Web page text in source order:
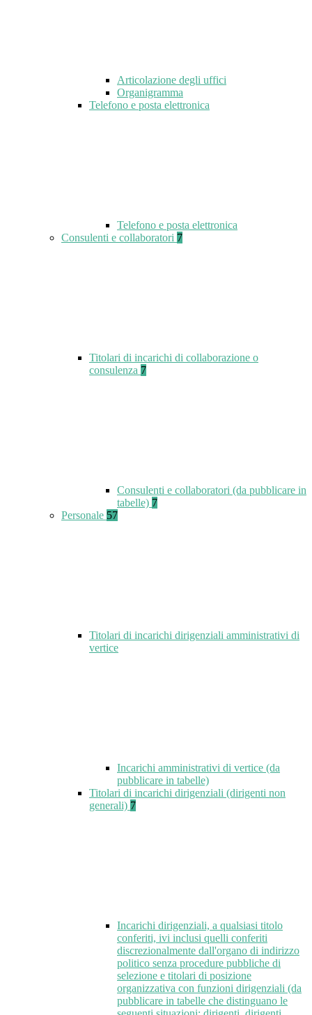
Articolazione degli uffici
Organigramma
Telefono e posta elettronica
Telefono e posta elettronica
Consulenti e collaboratori 7
Titolari di incarichi di collaborazione o
consulenza 7
Consulenti e collaboratori (da pubblicare in
tabelle) 7
Personale 57
Titolari di incarichi dirigenziali amministrativi di
vertice
Incarichi amministrativi di vertice (da
pubblicare in tabelle)
Titolari di incarichi dirigenziali (dirigenti non
generali) 7
Incarichi dirigenziali, a qualsiasi titolo
conferiti, ivi inclusi quelli conferiti
discrezionalmente dall'organo di indirizzo
politico senza procedure pubbliche di
selezione e titolari di posizione
organizzativa con funzioni dirigenziali (da
pubblicare in tabelle che distinguano le